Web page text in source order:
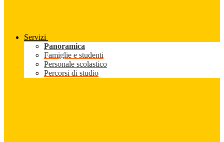
Servizi
Panoramica
Famiglie e studenti
Personale scolastico
Percorsi di studio